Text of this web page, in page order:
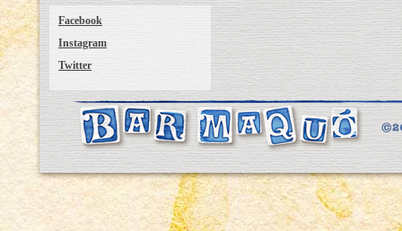
Facebook
Instagram
Twitter